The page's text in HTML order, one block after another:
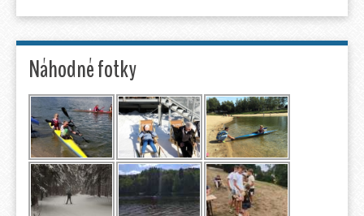
Náhodné fotky